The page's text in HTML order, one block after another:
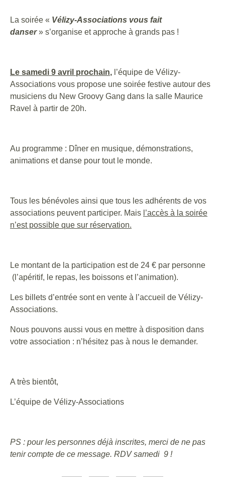
La soirée « Vélizy-Associations vous fait
danser» s’organise et approche à grands pas !
Le samedi 9 avril prochain, l’équipe de Vélizy-
Associations vous propose une soirée festive autour des
musiciens du New Groovy Gang dans la salle Maurice
Ravel à partir de 20h.
Au programme : Dîner en musique, démonstrations,
animations et danse pour tout le monde.
Tous les bénévoles ainsi que tous les adhérents de vos
associations peuvent participer. Mais l’accès à la soirée
n’est possible que sur réservation.
Le montant de la participation est de 24 € par personne
(l’apéritif, le repas, les boissons et l’animation).
Les billets d’entrée sont en vente à l’accueil de Vélizy-
Associations.
Nous pouvons aussi vous en mettre à disposition dans
votre association : n’hésitez pas à nous le demander.
A très bientôt,
L’équipe de Vélizy-Associations
PS : pour les personnes déjà inscrites, merci de ne pas
tenir compte de ce message. RDV samedi 9 !